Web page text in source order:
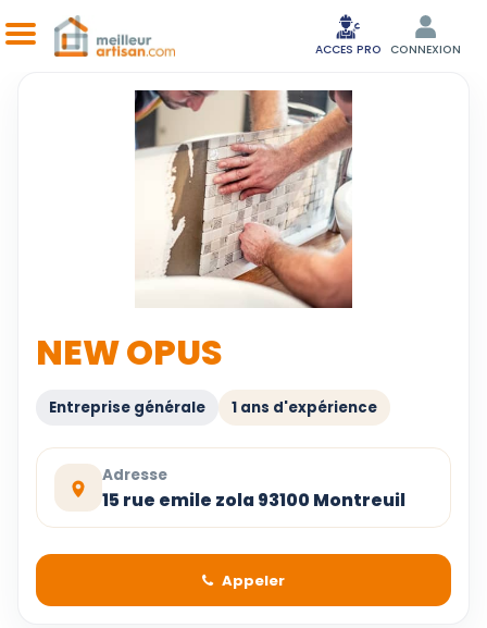
ACCES PRO CONNEXION
NEW OPUS
Entreprise générale 1 ans d'expérience
Adresse
15 rue emile zola 93100 Montreuil
Appeler